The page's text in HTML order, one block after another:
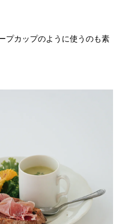
プカップのように使うのも素